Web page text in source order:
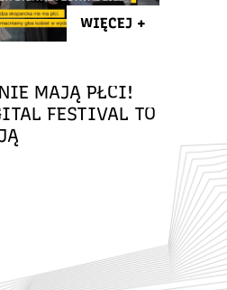
WIĘCEJ +
MAJĄ PŁCI!
FESTIVAL TO